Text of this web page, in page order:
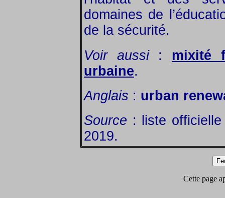
domaines de
de la sécurité.
Voir aussi: mixité
urbaine.
Anglais : urban
Source : liste
2019.
Cette page